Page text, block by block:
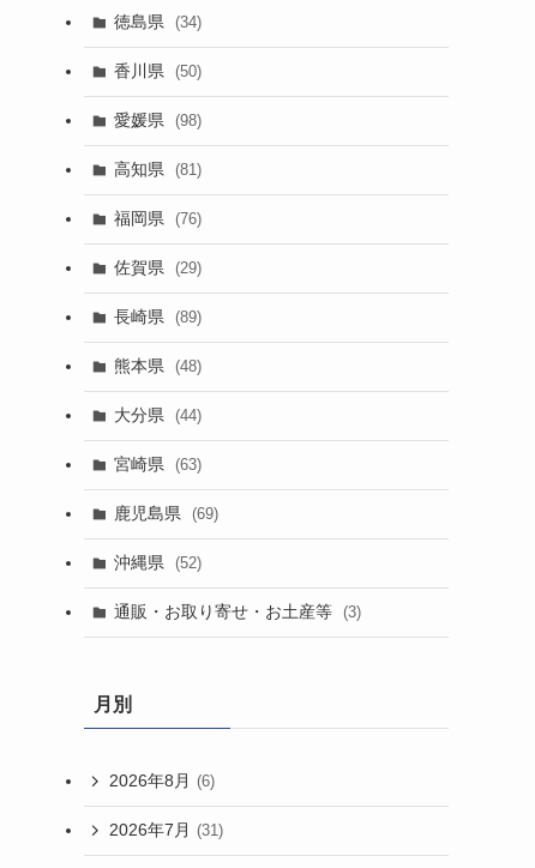
徳島県 (34)
香川県 (50)
愛媛県 (98)
高知県 (81)
福岡県 (76)
佐賀県 (29)
長崎県 (89)
熊本県 (48)
大分県 (44)
宮崎県 (63)
鹿児島県 (69)
沖縄県 (52)
通販・お取り寄せ・お土産等 (3)
月別
2026年8月 (6)
2026年7月 (31)